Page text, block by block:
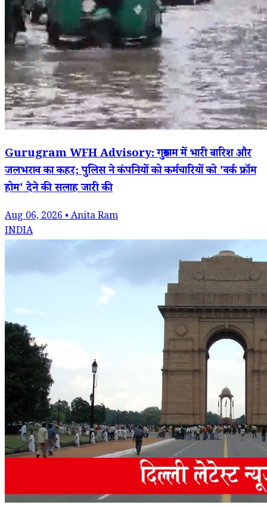
Gurugram WFH Advisory: गुरुग्राम में भारी बारिश और
जलभराव का कहर; पुलिस ने कंपनियों को कर्मचारियों को 'वर्क फ्रॉम
होम' देने की सलाह जारी की
Aug 06, 2026 • Anita Ram
INDIA